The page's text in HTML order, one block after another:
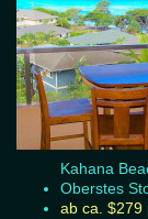
Kahana
Oberstes
ab ca. $279